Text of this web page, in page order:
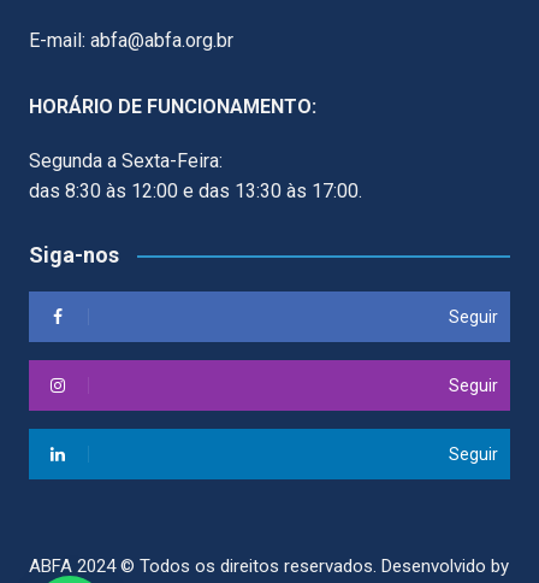
E-mail: abfa@abfa.org.br
HORÁRIO DE FUNCIONAMENTO:
Segunda a Sexta-Feira:
das 8:30 às 12:00 e das 13:30 às 17:00.
Siga-nos
Seguir
Seguir
Seguir
ABFA 2024 © Todos os direitos reservados. Desenvolvido by